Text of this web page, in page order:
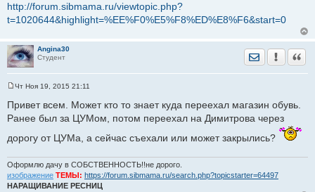
http://forum.sibmama.ru/viewtopic.php?
t=1020644&highlight=%EE%F0%E5%F8%ED%E8%F6&start=0
Angina30
Студент
Отправить
о
б
н
е
Чт Ноя 19, 2015 21:11
Привет всем. Может кто то знает куда переехал магазин обувь.
Ранее был за ЦУМом, потом переехал на Димитрова через
дорогу от ЦУМа, а сейчас съехали или может закрылись?
Оформлю дачу в СОБСТВЕННОСТЬ!!не дорого.
изображение ТЕМЫ: https://forum.sibmama.ru/search.php?topicstarter=64497
НАРАЩИВАНИЕ РЕСНИЦ